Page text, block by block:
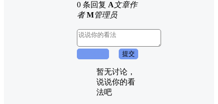
0 条回复 A文章作
者 M管理员
提交
暂无讨论，
说说你的看
法吧